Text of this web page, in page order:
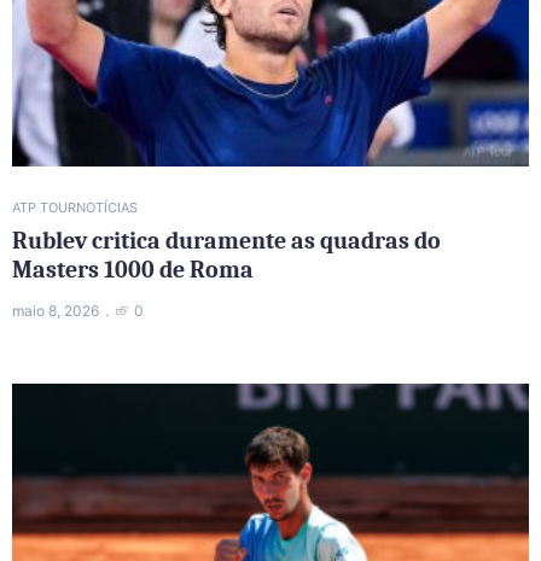
ATP TOURNOTÍCIAS
Rublev critica duramente as quadras do
Masters 1000 de Roma
maio 8, 2026 0